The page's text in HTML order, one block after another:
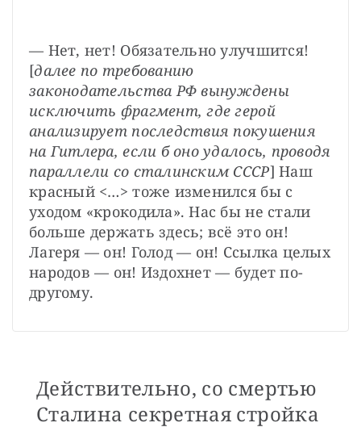
— Нет, нет! Обязательно улучшится!
[далее по требованию
законодательства РФ вынуждены
исключить фрагмент, где герой
анализирует последствия покушения
на Гитлера, если б оно удалось, проводя
параллели со сталинским СССР] Наш
красный <…> тоже изменился бы с
уходом «крокодила». Нас бы не стали
больше держать здесь; всё это он!
Лагеря — он! Голод — он! Ссылка целых
народов — он! Издохнет — будет по-
другому.
Действительно, со смертью
Сталина секретная стройка